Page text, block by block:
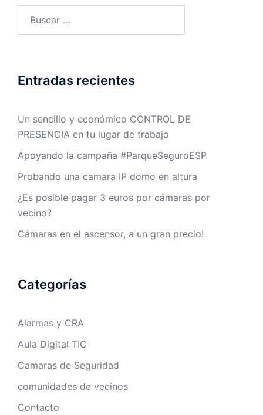
Entradas recientes
Un sencillo y económico CONTROL DE
PRESENCIA en tu lugar de trabajo
Apoyando la campaña #ParqueSeguroESP
Probando una camara IP domo en altura
¿Es posible pagar 3 euros por cámaras por
vecino?
Cámaras en el ascensor, a un gran precio!
Categorías
Alarmas y CRA
Aula Digital TIC
Camaras de Seguridad
comunidades de vecinos
Contacto